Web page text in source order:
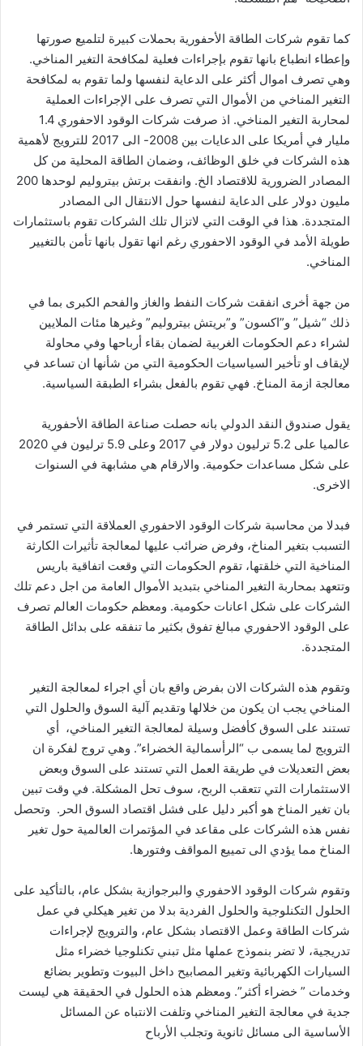
كما تقوم شركات الطاقة الأحفورية بحملات كبيرة لتلميع صورتها
وإعطاء انطباع بانها تقوم بإجراءات فعلية لمكافحة التغير المناخي.
وهي تصرف اموال أكثر على الدعاية لنفسها ولما تقوم به لمكافحة
التغير المناخي من الأموال التي تصرف على الإجراءات العملية
لمحاربة التغير المناخي. اذ صرفت شركات الوقود الاحفوري 1.4
مليار في أمريكا على الدعايات بين 2008- الى 2017 للترويج لأهمية
هذه الشركات في خلق الوظائف، وضمان الطاقة المحلية من كل
المصادر الضرورية للاقتصاد الخ. وانفقت برتش بيتروليم لوحدها 200
مليون دولار على الدعاية لنفسها حول الانتقال الى المصادر
المتجددة. هذا في الوقت التي لاتزال تلك الشركات تقوم باستثمارات
طويلة الأمد في الوقود الاحفوري رغم انها تقول بانها تأمن بالتغيير
المناخي.
من جهة أخرى انفقت شركات النفط والغاز والفحم الكبرى بما في
ذلك “شيل” و”اكسون” و”بريتش بيتروليم” وغيرها مئات الملايين
لشراء دعم الحكومات الغربية لضمان بقاء أرباحها وفي محاولة
لإيقاف او تأخير السياسيات الحكومية التي من شأنها ان تساعد في
معالجة ازمة المناخ. فهي تقوم بالفعل بشراء الطبقة السياسية.
يقول صندوق النقد الدولي بانه حصلت صناعة الطاقة الأحفورية
عالميا على 5.2 ترليون دولار في 2017 وعلى 5.9 ترليون في 2020
على شكل مساعدات حكومية. والارقام هي مشابهة في السنوات
الاخرى.
فبدلا من محاسبة شركات الوقود الاحفوري العملاقة التي تستمر في
التسبب بتغير المناخ، وفرض ضرائب عليها لمعالجة تأثيرات الكارثة
المناخية التي خلقتها، تقوم الحكومات التي وقعت اتفاقية باريس
وتتعهد بمحاربة التغير المناخي بتبديد الأموال العامة من اجل دعم تلك
الشركات على شكل اعانات حكومية. ومعظم حكومات العالم تصرف
على الوقود الاحفوري مبالغ تفوق بكثير ما تنفقه على بدائل الطاقة
المتجددة.
وتقوم هذه الشركات الان بفرض واقع بان أي اجراء لمعالجة التغير
المناخي يجب ان يكون من خلالها وتقديم آلية السوق والحلول التي
تستند على السوق كأفضل وسيلة لمعالجة التغير المناخي، أي
الترويج لما يسمى ب “الرأسمالية الخضراء”. وهي تروج لفكرة ان
بعض التعديلات في طريقة العمل التي تستند على السوق وبعض
الاستثمارات التي تتعقب الربح، سوف تحل المشكلة. في وقت تبين
بان تغير المناخ هو أكبر دليل على فشل اقتصاد السوق الحر. وتحصل
نفس هذه الشركات على مقاعد في المؤتمرات العالمية حول تغير
المناخ مما يؤدي الى تمييع المواقف وفتورها.
وتقوم شركات الوقود الاحفوري والبرجوازية بشكل عام، بالتأكيد على
الحلول التكنلوجية والحلول الفردية بدلا من تغير هيكلي في عمل
شركات الطاقة وعمل الاقتصاد بشكل عام، والترويج لإجراءات
تدريجية، لا تضر بنموذج عملها مثل تبني تكنلوجيا خضراء مثل
السيارات الكهربائية وتغير المصابيح داخل البيوت وتطوير بضائع
وخدمات ” خضراء أكثر”. ومعظم هذه الحلول في الحقيقة هي ليست
جدية في معالجة التغير المناخي وتلفت الانتباه عن المسائل
الأساسية الى مسائل ثانوية وتجلب الأرباح